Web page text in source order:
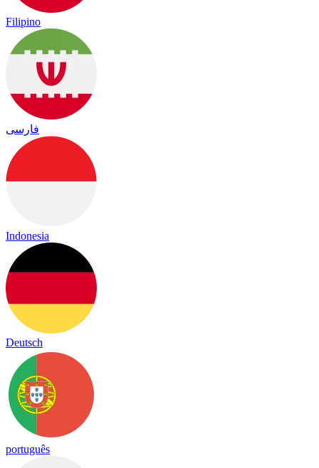
Filipino
فارسی
Indonesia
Deutsch
português